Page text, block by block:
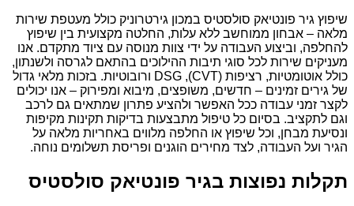
שיפוץ גיר פונטיאק סולסטיס במכון גירטרוניק כולל מעטפת שירות
מלאה – אבחון ממוחשב ללא עלות, החלטה מקצועית בין שיפוץ
להחלפה, וביצוע העבודה על ידי צוות מנוסה עם ציוד מתקדם. אנו
מעניקים שירות לכל סוגי תיבות ההילוכים בהתאם לגרסה ולשנתון,
כולל אוטומטיות, רציפות (CVT), DSG ורובוטיות. בזכות מלאי גדול
של גירים זמינים – חדשים, משופצים, מיבוא ומפירוק – אנו יכולים
לקצר זמני עבודה ככל האפשר ולהציע פתרון שמתאים גם לרכב
וגם לתקציב. בסיום כל טיפול מתבצעות בדיקות תקינות מקיפות
ונסיעת מבחן, וכל שיפוץ או החלפה מלווים באחריות מלאה על
הגיר ועל העבודה, לצד מחירים הוגנים ופריסת תשלומים נוחה.
תקלות נפוצות בגיר פונטיאק סולסטיס